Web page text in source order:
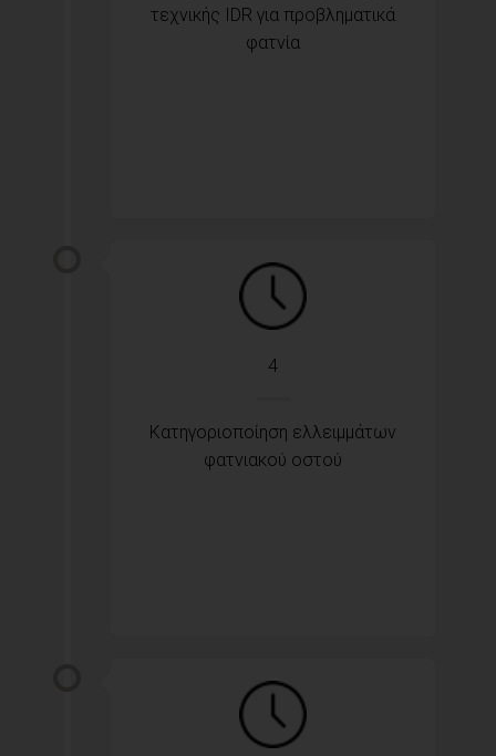
τεχνικής IDR για προβληματικά
φατνία
4
Κατηγοριοποίηση ελλειμμάτων
φατνιακού οστού